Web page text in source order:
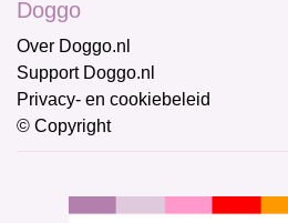
Doggo
Over Doggo.nl
Support Doggo.nl
Privacy- en cookiebeleid
© Copyright